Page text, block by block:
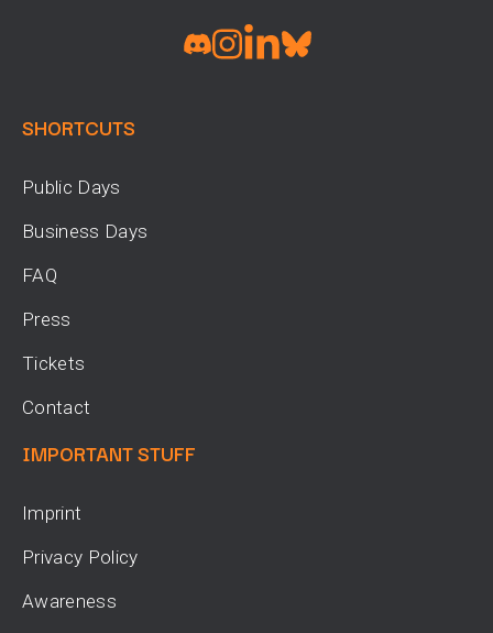
SHORTCUTS
Public Days
Business Days
FAQ
Press
Tickets
Contact
IMPORTANT STUFF
Imprint
Privacy Policy
Awareness